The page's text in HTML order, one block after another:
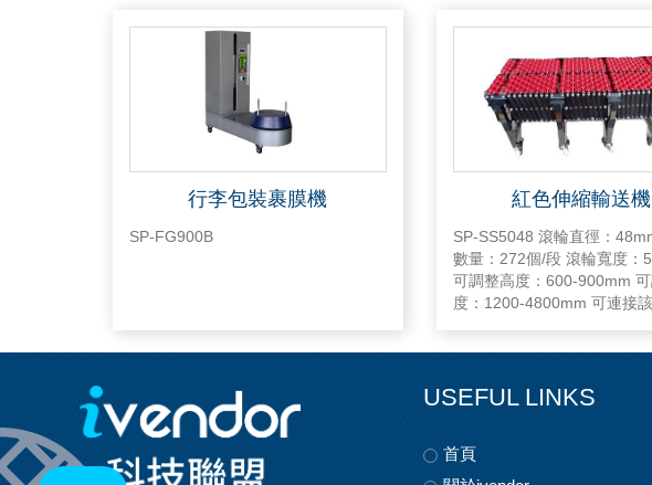
行李包裝裹膜機
SP-FG900B
紅色伸縮輸送機
SP-SS5048 滾輪直徑：48mm 滾輪
數量：272個/段 滾輪寬度：500mm
可調整高度：600-900mm 可調整長
度：1200-4800mm 可連接該伸縮滾
USEFUL LINKS
首頁